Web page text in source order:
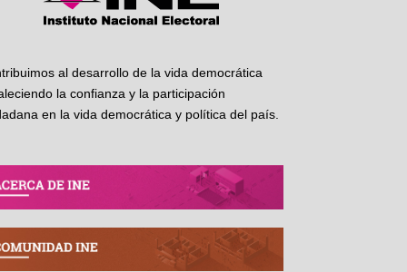
al desarrollo de la vida democrática
la confianza y la participación
en la vida democrática y política del país.